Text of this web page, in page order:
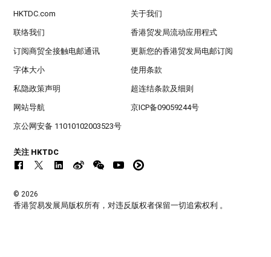
HKTDC.com 关于我们
联络我们 香港贸发局流动应用程式
订阅商贸全接触电邮通讯 更新您的香港贸发局电邮订阅
字体大小 使用条款
私隐政策声明 超连结条款及细则
网站导航 京ICP备09059244号
京公网安备 11010102003523号
关注 HKTDC
© 2026
香港贸易发展局版权所有，对违反版权者保留一切追索权利 。